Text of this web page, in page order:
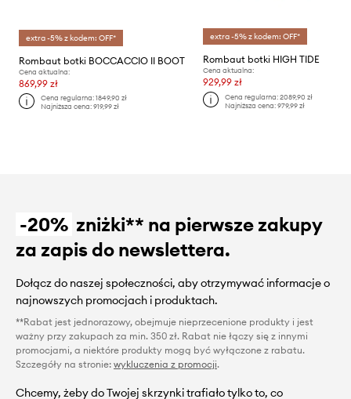
extra -5% z kodem: OFF*
Rombaut botki BOCCACCIO II BOOT
Cena aktualna:
869,99 zł
Cena regularna:1849,90 zł
Najniższa cena:919,99 zł
extra -5% z kodem: OFF*
Rombaut botki HIGH TIDE
Cena aktualna:
929,99 zł
Cena regularna: 2089,90 zł
Najniższa cena: 979,99 zł
-20% zniżki** na pierwsze zakupy
za zapis do newslettera.
Dołącz do naszej społeczności, aby otrzymywać informacje o
najnowszych promocjach i produktach.
**Rabat jest jednorazowy, obejmuje nieprzecenione produkty i jest
ważny przy zakupach za min. 350 zł. Rabat nie łączy się z innymi
promocjami, a niektóre produkty mogą być wyłączone z rabatu.
Szczegóły na stronie: wykluczenia z promocji.
Chcemy, żeby do Twojej skrzynki trafiało tylko to, co